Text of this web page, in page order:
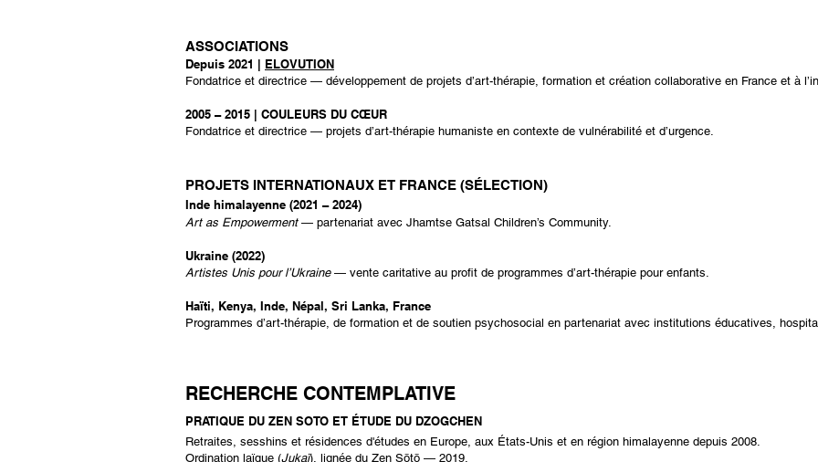
ASSOCIATIONS
Depuis 2021 | ELOVUTION
Fondatrice et directrice — développement de projets d’art-thérapie, formation et création collaborative en France et à
​2005 – 2015 | COULEURS DU CŒUR
Fondatrice et directrice — projets d’art-thérapie humaniste en contexte de vulnérabilité et d’urgence.
PROJETS INTERNATIONAUX ET FRANCE (SÉLECTION)
Inde himalayenne (2021 – 2024)
Art as Empowerment — partenariat avec Jhamtse Gatsal Children’s Community.​
Ukraine (2022)
Artistes Unis pour l’Ukraine— vente caritative au profit de programmes d’art-thérapie pour enfants.
Haïti, Kenya, Inde, Népal, Sri Lanka, France
Programmes d’art-thérapie, de formation et de soutien psychosocial en partenariat avec institutions éducatives,
RECHERCHE CONTEMPLATIVE
PRATIQUE DU ZEN SOTO ET ÉTUDE DU DZOGCHEN
Retraites, sesshins et résidences d'études en Europe, aux États-Unis et en région himalayenne depuis 2008.
Ordination laïque (Jukaï), lignée du Zen Sōtō — 2019.